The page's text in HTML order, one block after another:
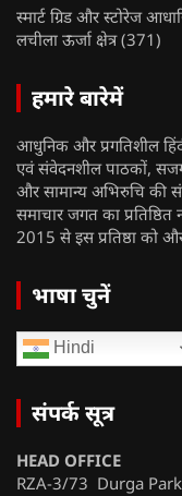
स्मार्ट ग्रिड और स्टोरेज
लचीला ऊर्जा क्षेत्र (371)
हमारे बारेमें
आधुनिक और प्रगतिशील
एवं संवेदनशील पाठकों,
और सामान्य अभिरुचि की
समाचार जगत का प्रतिष्ठित
2015 से इस प्रतिष्ठा को
भाषा चुनें
Hindi
संपर्क सूत्र
HEAD OFFICE
RZA-3/73 Durga